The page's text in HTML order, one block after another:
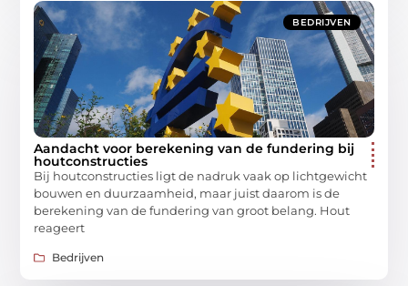
BEDRIJVEN
Aandacht voor berekening van de fundering bij
houtconstructies
Bij houtconstructies ligt de nadruk vaak op lichtgewicht
bouwen en duurzaamheid, maar juist daarom is de
berekening van de fundering van groot belang. Hout
reageert
Bedrijven